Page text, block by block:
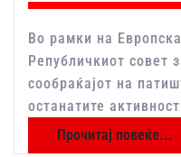
Во рамки на
Републичкиот совет
сообраќајот на
останатите
Прочитај повеќе...